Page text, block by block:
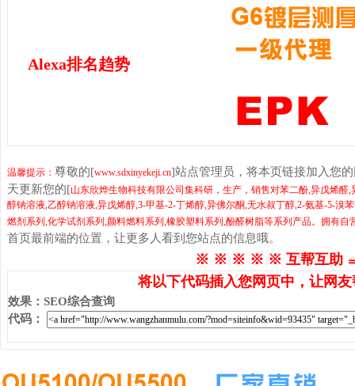
Alexa排名趋势
温馨提示： 尊敬的[www.sdxinyekeji.cn]站点管理员，将本页链接加入您
天更新您的[山东欣烨生物科技有限公司集科研，生产，销售对苯二酚,异戊烯
醇钠溶液,乙醇钠溶液,异戊烯醇,3-甲基-2-丁烯醇,异佛尔酮,无水叔丁醇,2-氨基-5-
燃剂系列,化学试剂系列,颜料燃料系列,橡胶塑料系列,酚醛树脂等系列产品。拥有
首页最前端的位置，让更多人看到您站点的信息哦。
※ ※ ※ ※ ※ 互帮互助
将以下代码插入您网页中，让网
效果 ： SEO综合查询
代码 ：